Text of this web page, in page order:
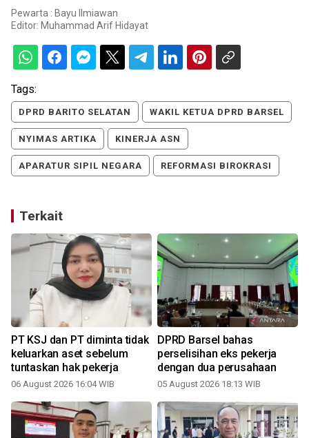
Pewarta : Bayu Ilmiawan
Editor: Muhammad Arif Hidayat
Tags:
DPRD BARITO SELATAN WAKIL KETUA DPRD BARSEL
NYIMAS ARTIKA KINERJA ASN
APARATUR SIPIL NEGARA REFORMASI BIROKRASI
Terkait
PT KSJ dan PT diminta tidak
keluarkan aset sebelum
tuntaskan hak pekerja
06 August 2026 16:04 WIB
DPRD Barsel bahas
perselisihan eks pekerja
dengan dua perusahaan
05 August 2026 18:13 WIB